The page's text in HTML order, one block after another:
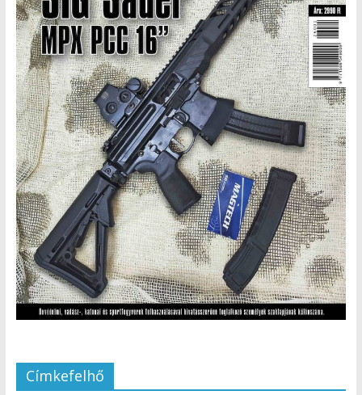
Címkefelhő